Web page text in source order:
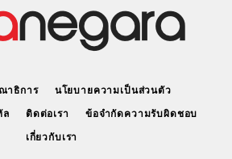
าธิการ
นโยบายความเป็นส่วนตัว
ล
ติดต่อเรา
ข้อจำกัดความรับผิดชอบ
เกี่ยวกับเรา